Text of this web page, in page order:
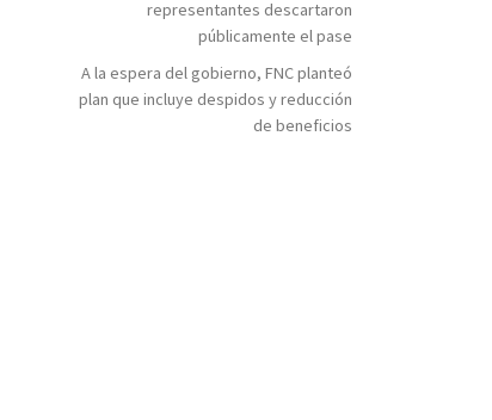
representantes descartaron
públicamente el pase
A la espera del gobierno, FNC planteó
plan que incluye despidos y reducción
de beneficios